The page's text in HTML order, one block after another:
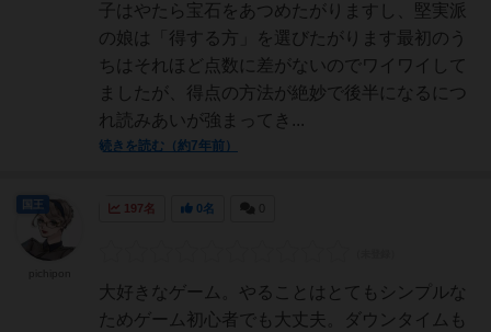
子はやたら宝石をあつめたがりますし、堅実派
の娘は「得する方」を選びたがります最初のう
ちはそれほど点数に差がないのでワイワイして
ましたが、得点の方法が絶妙で後半になるにつ
れ読みあいが強まってき...
続きを読む（約7年前）
197名 0名
大好きなゲーム。やることはとてもシンプルな
ためゲーム初心者でも大丈夫。ダウンタイムも